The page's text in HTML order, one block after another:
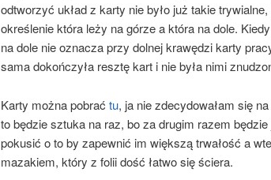
odtworzyć układ z karty nie było już takie
określenie która leży na górze a która na dole.
na dole nie oznacza przy dolnej krawędzi karty
sama dokończyła resztę kart i nie była nimi
Karty można pobrać tu, ja nie zdecydowałam się
to będzie sztuka na raz, bo za drugim razem
pokusić o to by zapewnić im większą trwałość a
mazakiem, który z folii dość łatwo się ściera.